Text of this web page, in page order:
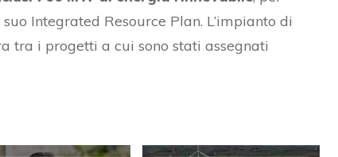
Integrated Resource Plan. L’impianto di
tra i progetti a cui sono stati assegnati